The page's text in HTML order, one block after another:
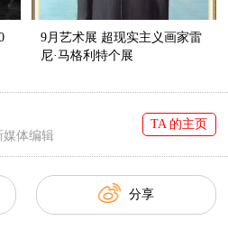
9月艺术展 超现实主义画家雷
尼·马格利特个展
媒体编辑
TA 的主页
分享